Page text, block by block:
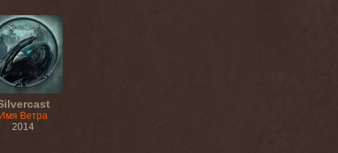
Имя Ветра
2014